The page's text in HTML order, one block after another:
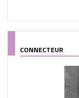
CONNECTEUR